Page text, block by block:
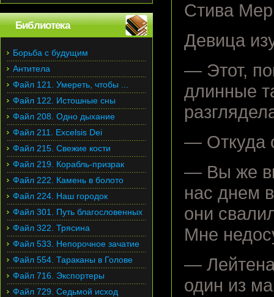
Стива
Девица
— Этот,
длинные
— Откуда
— Вы же
нас днем
они
Мне
—
один из
Библиотека
Борьба с будущим
Антитела
Файл 121. Умереть, чтобы ...
Файл 122. Истошные сны
Файл 208. Одно дыхание
Файл 211. Excelsis Dei
Файл 215. Свежие кости
Файл 219. Корабль-призрак
Файл 222. Камень в болото
Файл 224. Наш городок
Файл 301. Путь благословенных
Файл 322. Трясина
Файл 533. Непорочное зачатие
Файл 554. Тараканы в Голове
Файл 716. Экспортеры
Файл 729. Седьмой исход